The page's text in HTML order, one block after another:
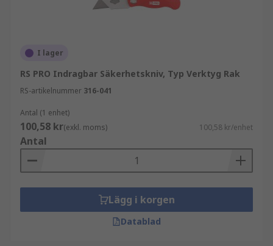
I lager
RS PRO Indragbar Säkerhetskniv, Typ Verktyg Rak
RS-artikelnummer 316-041
Antal (1 enhet)
100,58 kr(exkl. moms) 100,58 kr/enhet
Antal
Lägg i korgen
Datablad